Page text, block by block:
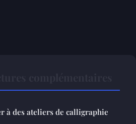
à des ateliers de calligraphie